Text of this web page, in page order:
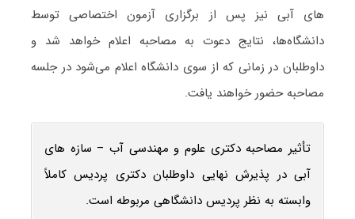
‌های آبی نیز پس از برگزاری آزمون اختصاصی توسط
دانشگاه‌ها، نتایج دعوت به مصاحبه اعلام خواهد شد و
داوطلبان در زمانی که از سوی دانشگاه اعلام می‌شود در جلسه
مصاحبه حضور خواهند یافت.
تأثیر مصاحبه دکتری علوم و مهندسی آب – سازه ‌های
آبی در پذیرش نهایی داوطلبان دکتری پردیس کاملاً
وابسته به نظر پردیس دانشگاهی مربوطه است.